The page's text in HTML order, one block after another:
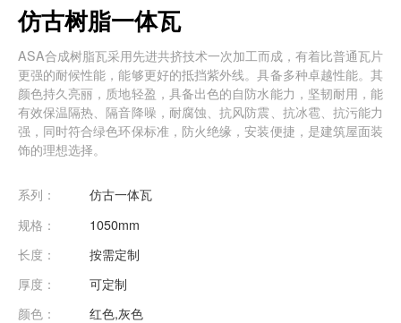
仿古树脂一体瓦
ASA合成树脂瓦采用先进共挤技术一次加工而成，有着比普通瓦片
更强的耐候性能，能够更好的抵挡紫外线。具备多种卓越性能。其
颜色持久亮丽，质地轻盈，具备出色的自防水能力，坚韧耐用，能
有效保温隔热、隔音降噪，耐腐蚀、抗风防震、抗冰雹、抗污能力
强，同时符合绿色环保标准，防火绝缘，安装便捷，是建筑屋面装
饰的理想选择。
系列：
仿古一体瓦
规格：
1050mm
长度：
按需定制
厚度：
可定制
颜色：
红色,灰色